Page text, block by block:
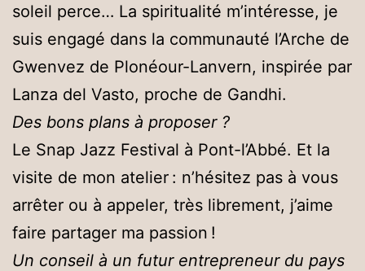
soleil perce… La spiritualité m’intéresse, je
suis engagé dans la communauté l’Arche de
Gwenvez de Plonéour-Lanvern, inspirée par
Lanza del Vasto, proche de Gandhi.
Des bons plans à proposer ?
Le Snap Jazz Festival à Pont-l’Abbé. Et la
visite de mon atelier : n’hésitez pas à vous
arrêter ou à appeler, très librement, j’aime
faire partager ma passion !
Un conseil à un futur entrepreneur du pays